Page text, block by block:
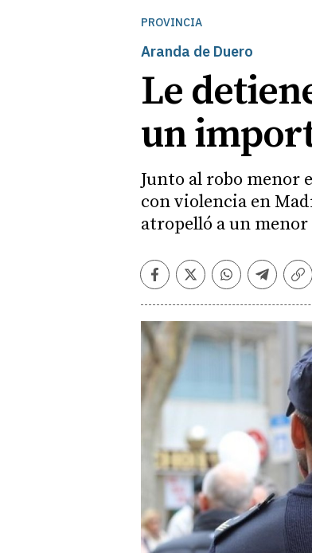
PROVINCIA
Aranda de Duero
Le
un
Junto al robo menor
con violencia en
atropelló a un menor
Facebook
TwitterWhatsapp